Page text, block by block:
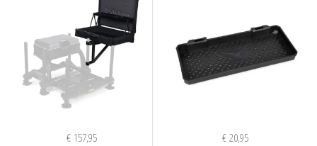
€157,95 €20,95